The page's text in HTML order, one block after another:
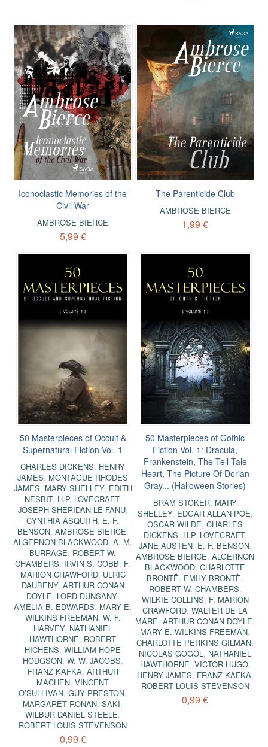
Iconoclastic Memories of the
Civil War
AMBROSE BIERCE
5,99 €
The Parenticide Club
AMBROSE BIERCE
1,99 €
50 Masterpieces of Occult &
Supernatural Fiction Vol. 1
CHARLES DICKENS, HENRY
JAMES, MONTAGUE RHODES
JAMES, MARY SHELLEY, EDITH
NESBIT, H.P. LOVECRAFT,
JOSEPH SHERIDAN LE FANU,
CYNTHIA ASQUITH, E. F.
BENSON, AMBROSE BIERCE,
ALGERNON BLACKWOOD,A. M.
BURRAGE, ROBERT W.
CHAMBERS, IRVIN S. COBB, F.
MARION CRAWFORD, ULRIC
DAUBENY, ARTHUR CONAN
DOYLE, LORD DUNSANY,
AMELIA B. EDWARDS, MARY E.
WILKINS FREEMAN, W. F.
HARVEY, NATHANIEL
HAWTHORNE, ROBERT
HICHENS,WILLIAM HOPE
HODGSON, W. W. JACOBS,
FRANZ KAFKA, ARTHUR
MACHEN,VINCENT
O’SULLIVAN,GUY PRESTON,
MARGARET RONAN,SAKI,
WILBUR DANIEL STEELE,
ROBERT LOUIS STEVENSON
0,99 €
50 Masterpieces of Gothic
Fiction Vol. 1: Dracula,
Frankenstein, The Tell-Tale
Heart, The Picture Of Dorian
Gray... (Halloween Stories)
BRAM STOKER, MARY
SHELLEY, EDGAR ALLAN POE,
OSCAR WILDE,CHARLES
DICKENS, H.P. LOVECRAFT,
JANE AUSTEN, E. F. BENSON,
AMBROSE BIERCE,ALGERNON
BLACKWOOD,CHARLOTTE
BRONTË, EMILY BRONTË,
ROBERT W. CHAMBERS,
WILKIE COLLINS, F. MARION
CRAWFORD,WALTER DE LA
MARE,ARTHUR CONAN DOYLE,
MARY E. WILKINS FREEMAN,
CHARLOTTE PERKINS GILMAN,
NICOLAS GOGOL, NATHANIEL
HAWTHORNE, VICTOR HUGO,
HENRY JAMES, FRANZ KAFKA,
ROBERT LOUIS STEVENSON
0,99 €